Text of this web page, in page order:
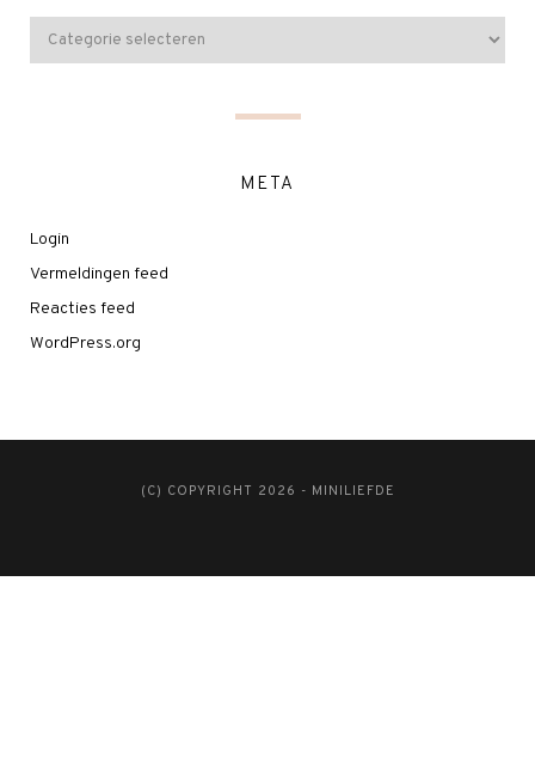
META
Login
Vermeldingen feed
Reacties feed
WordPress.org
(C) COPYRIGHT 2026 - MINILIEFDE